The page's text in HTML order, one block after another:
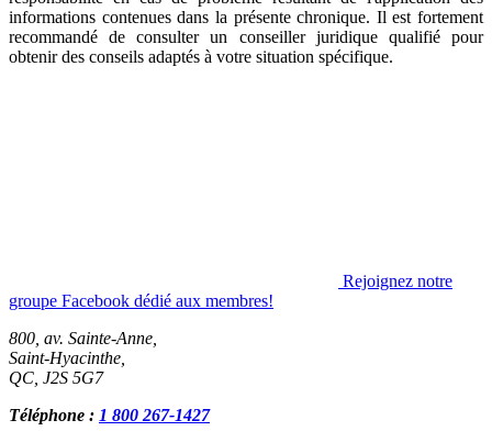
informations contenues dans la présente chronique. Il est fortement
recommandé de consulter un conseiller juridique qualifié pour
obtenir des conseils adaptés à votre situation spécifique.
Rejoignez notre
groupe Facebook dédié aux membres!
800, av. Sainte-Anne,
Saint-Hyacinthe
QC J2S 5G7
Téléphone : 1 800 267-1427